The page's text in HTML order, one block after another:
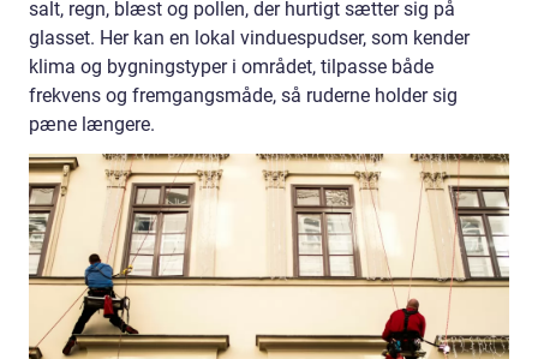
salt, regn, blæst og pollen, der hurtigt sætter sig på
glasset. Her kan en lokal vinduespudser, som kender
klima og bygningstyper i området, tilpasse både
frekvens og fremgangsmåde, så ruderne holder sig
pæne længere.